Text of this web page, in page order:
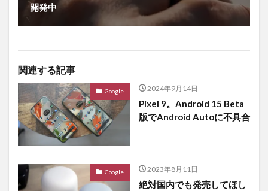
開発中
関連する記事
Google 2024年9月14日
Pixel 9。Android 15 Beta
版でAndroid Autoに不具合
Google 2023年8月11日
絶対国内でも発売してほし